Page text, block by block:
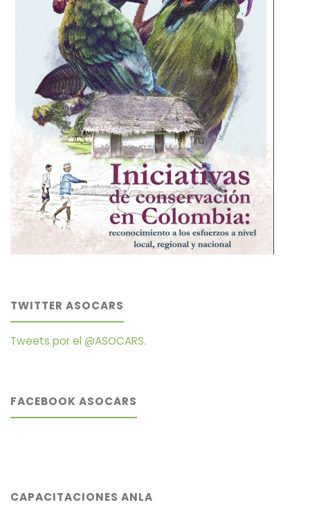
TWITTER ASOCARS
Tweets por el @ASOCARS.
FACEBOOK ASOCARS
CAPACITACIONES ANLA